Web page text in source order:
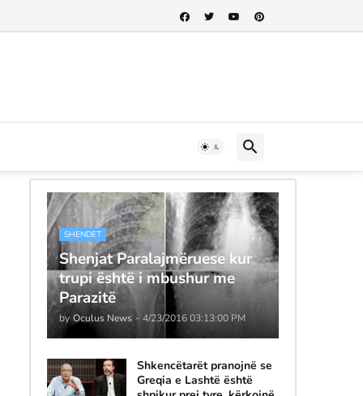
SHENDET
Shenjat Paralajmëruese kur
trupi është i mbushur me
Parazitë
by Oculus News - 4/23/2016 03:13:00 PM
Shkencëtarët pranojnë se
Greqia e Lashtë është